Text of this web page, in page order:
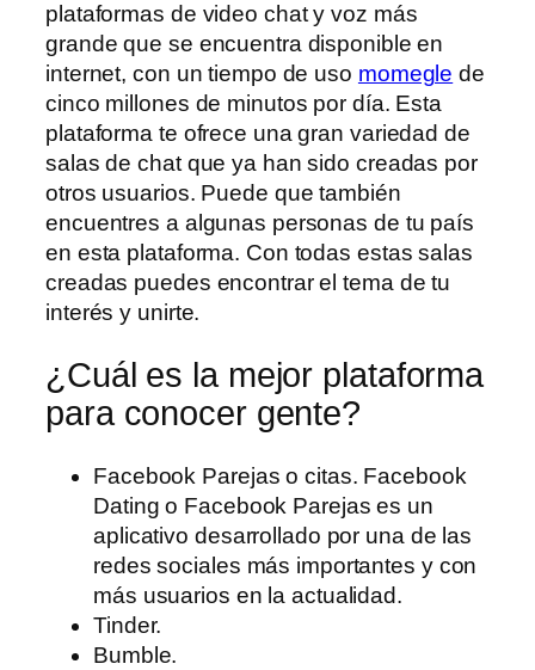
plataformas de video chat y voz más
grande que se encuentra disponible en
internet, con un tiempo de uso momegle de
cinco millones de minutos por día. Esta
plataforma te ofrece una gran variedad de
salas de chat que ya han sido creadas por
otros usuarios. Puede que también
encuentres a algunas personas de tu país
en esta plataforma. Con todas estas salas
creadas puedes encontrar el tema de tu
interés y unirte.
¿Cuál es la mejor plataforma
para conocer gente?
Facebook Parejas o citas. Facebook
Dating o Facebook Parejas es un
aplicativo desarrollado por una de las
redes sociales más importantes y con
más usuarios en la actualidad.
Tinder.
Bumble.